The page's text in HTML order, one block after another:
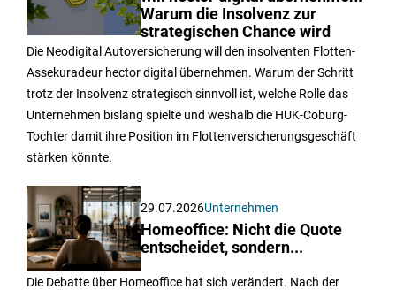
Warum die Insolvenz zur
strategischen Chance wird
Die Neodigital Autoversicherung will den insolventen Flotten-
Assekuradeur hector digital übernehmen. Warum der Schritt
trotz der Insolvenz strategisch sinnvoll ist, welche Rolle das
Unternehmen bislang spielte und weshalb die HUK-Coburg-
Tochter damit ihre Position im Flottenversicherungsgeschäft
stärken könnte.
29.07.2026Unternehmen
Homeoffice: Nicht die Quote
entscheidet, sondern...
Die Debatte über Homeoffice hat sich verändert. Nach der